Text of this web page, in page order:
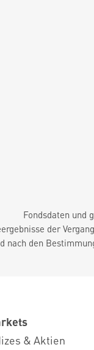
Fondsdaten und
der
nach den
& Aktien